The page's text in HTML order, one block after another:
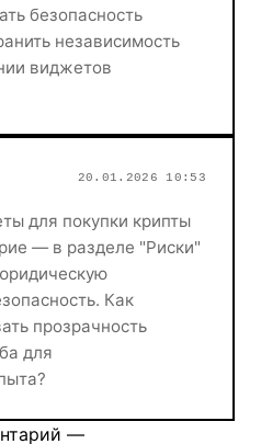
безопасность
независимость
виджетов
20.01.2026 10:53
для покупки крипты
— в разделе "Риски"
Как
прозрачность
для
—